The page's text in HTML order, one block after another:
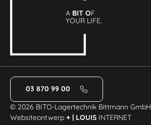
A BIT OF
YOUR LIFE.
03 870 99 00
© 2026 BITO-Lagertechnik Bittmann GmbH
Websiteontwerp+ | LOUIS INTERNET